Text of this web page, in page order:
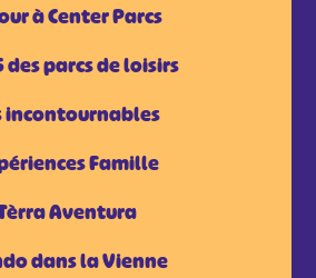
à Center Parcs
des parcs de loisirs
incontournables
Famille
Aventura
dans la Vienne